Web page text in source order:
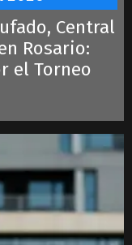
Central
Rosario:
el Torneo